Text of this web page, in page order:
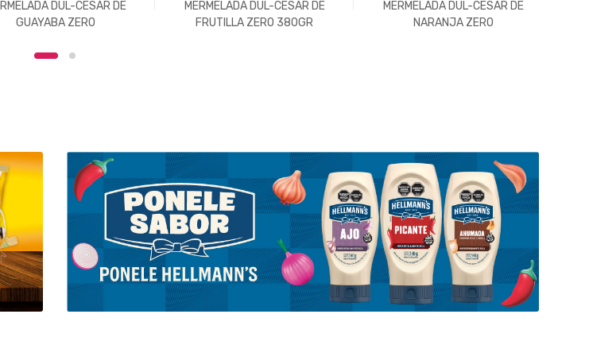
DUL-CESAR DE
GUAYABA ZERO
MERMELADA DUL-CESAR DE
FRUTILLA ZERO 380GR
MERMELADA DUL-CESAR DE
NARANJA ZERO